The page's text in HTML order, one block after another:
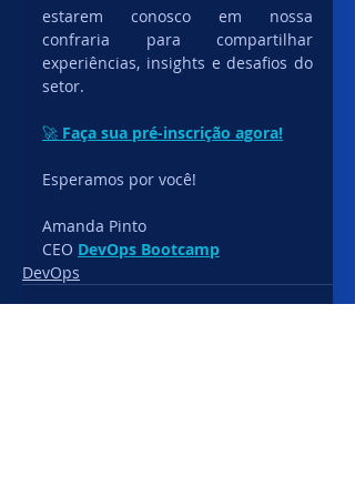
estarem conosco em nossa
confraria para compartilhar
experiências, insights e desafios do
setor.
🚀 Faça sua pré-inscrição agora!
Esperamos por você!
Amanda Pinto
CEO DevOps Bootcamp
DevOps